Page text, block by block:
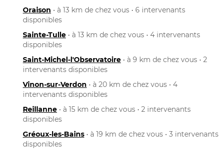
Oraison • à 13 km de chez vous • 6 intervenants
disponibles
Sainte-Tulle • à 13 km de chez vous • 4 intervenants
disponibles
Saint-Michel-l'Observatoire • à 9 km de chez vous • 2
intervenants disponibles
Vinon-sur-Verdon • à 20 km de chez vous • 4
intervenants disponibles
Reillanne • à 15 km de chez vous • 2 intervenants
disponibles
Gréoux-les-Bains • à 19 km de chez vous • 3 intervenants
disponibles